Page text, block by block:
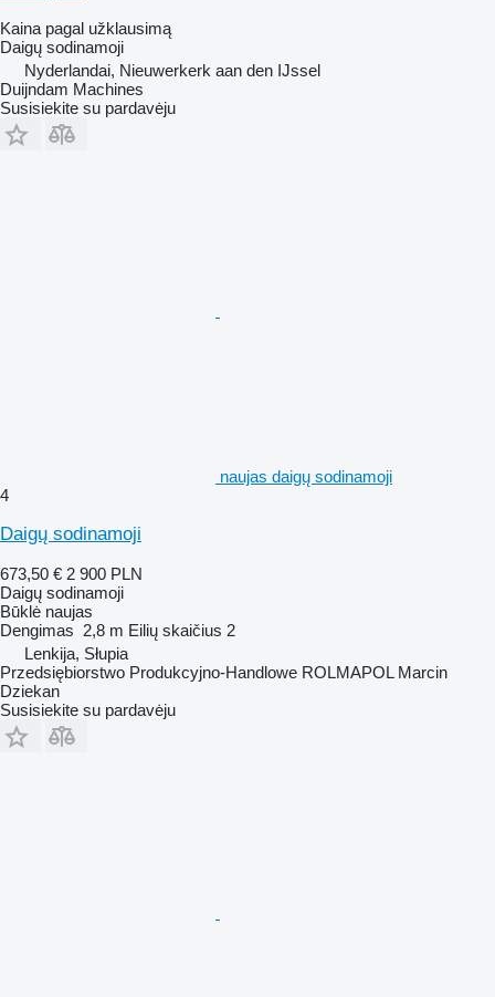
Kaina pagal užklausimą
Daigų sodinamoji
Nyderlandai, Nieuwerkerk aan den IJssel
Duijndam Machines
Susisiekite su pardavėju
naujas daigų sodinamoji
4
Daigų sodinamoji
673,50 € 2 900 PLN
Daigų sodinamoji
Būklė naujas
Dengimas 2,8 m Eilių skaičius 2
Lenkija, Słupia
Przedsiębiorstwo Produkcyjno-Handlowe ROLMAPOL Marcin
Dziekan
Susisiekite su pardavėju